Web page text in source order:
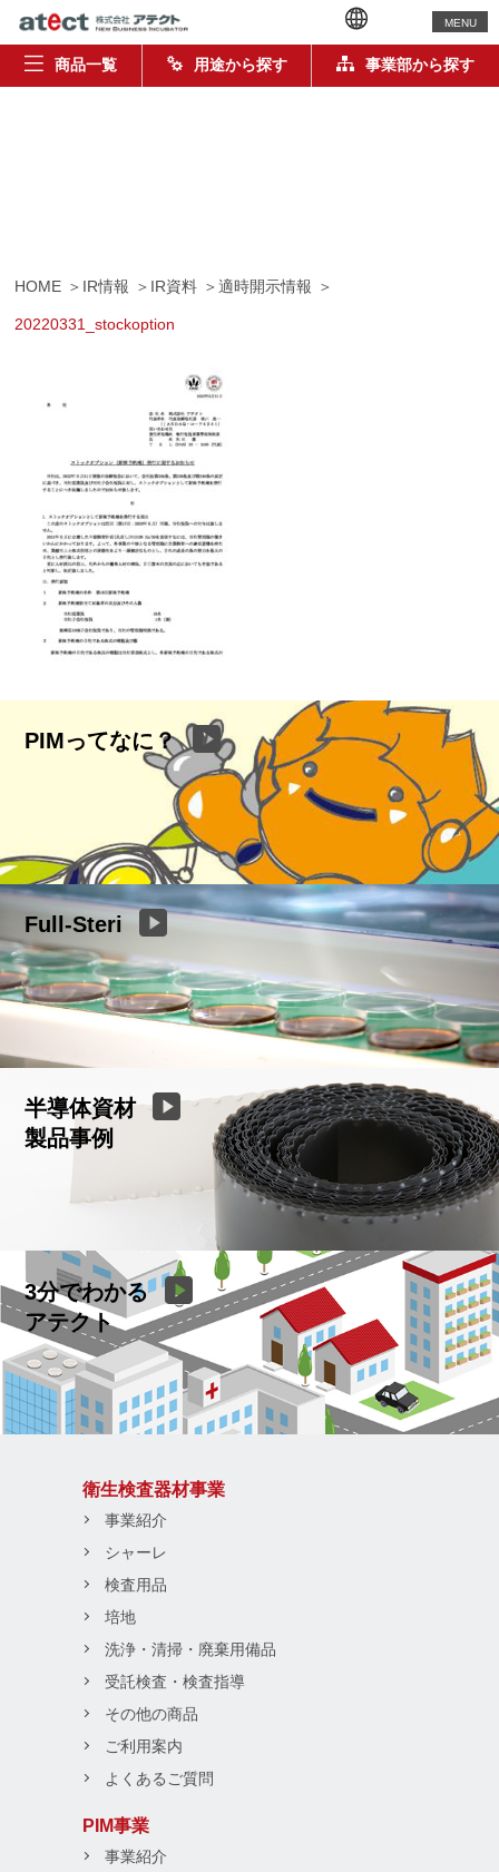
MENU
商品一覧 用途から探す 事業部から探す
HOME IR情報 IR資料 適時開示情報
20220331_stockoption
PIMってなに？
Full-Steri
半導体資材
製品事例
3分でわかる
アテクト
衛生検査器材事業
事業紹介
シャーレ
検査用品
培地
洗浄・清掃・廃棄用備品
受託検査・検査指導
その他の商品
ご利用案内
よくあるご質問
PIM事業
事業紹介